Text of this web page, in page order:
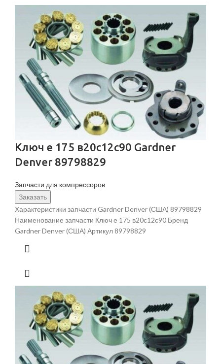
Ключ е 175 в20с12с90 Gardner
Denver 89798829
Запчасти для компрессоров
Заказать
Характеристики запчасти Gardner Denver (США) 89798829
Наименование запчасти Ключ е 175 в20с12с90 Бренд
Gardner Denver (США) Артикул 89798829